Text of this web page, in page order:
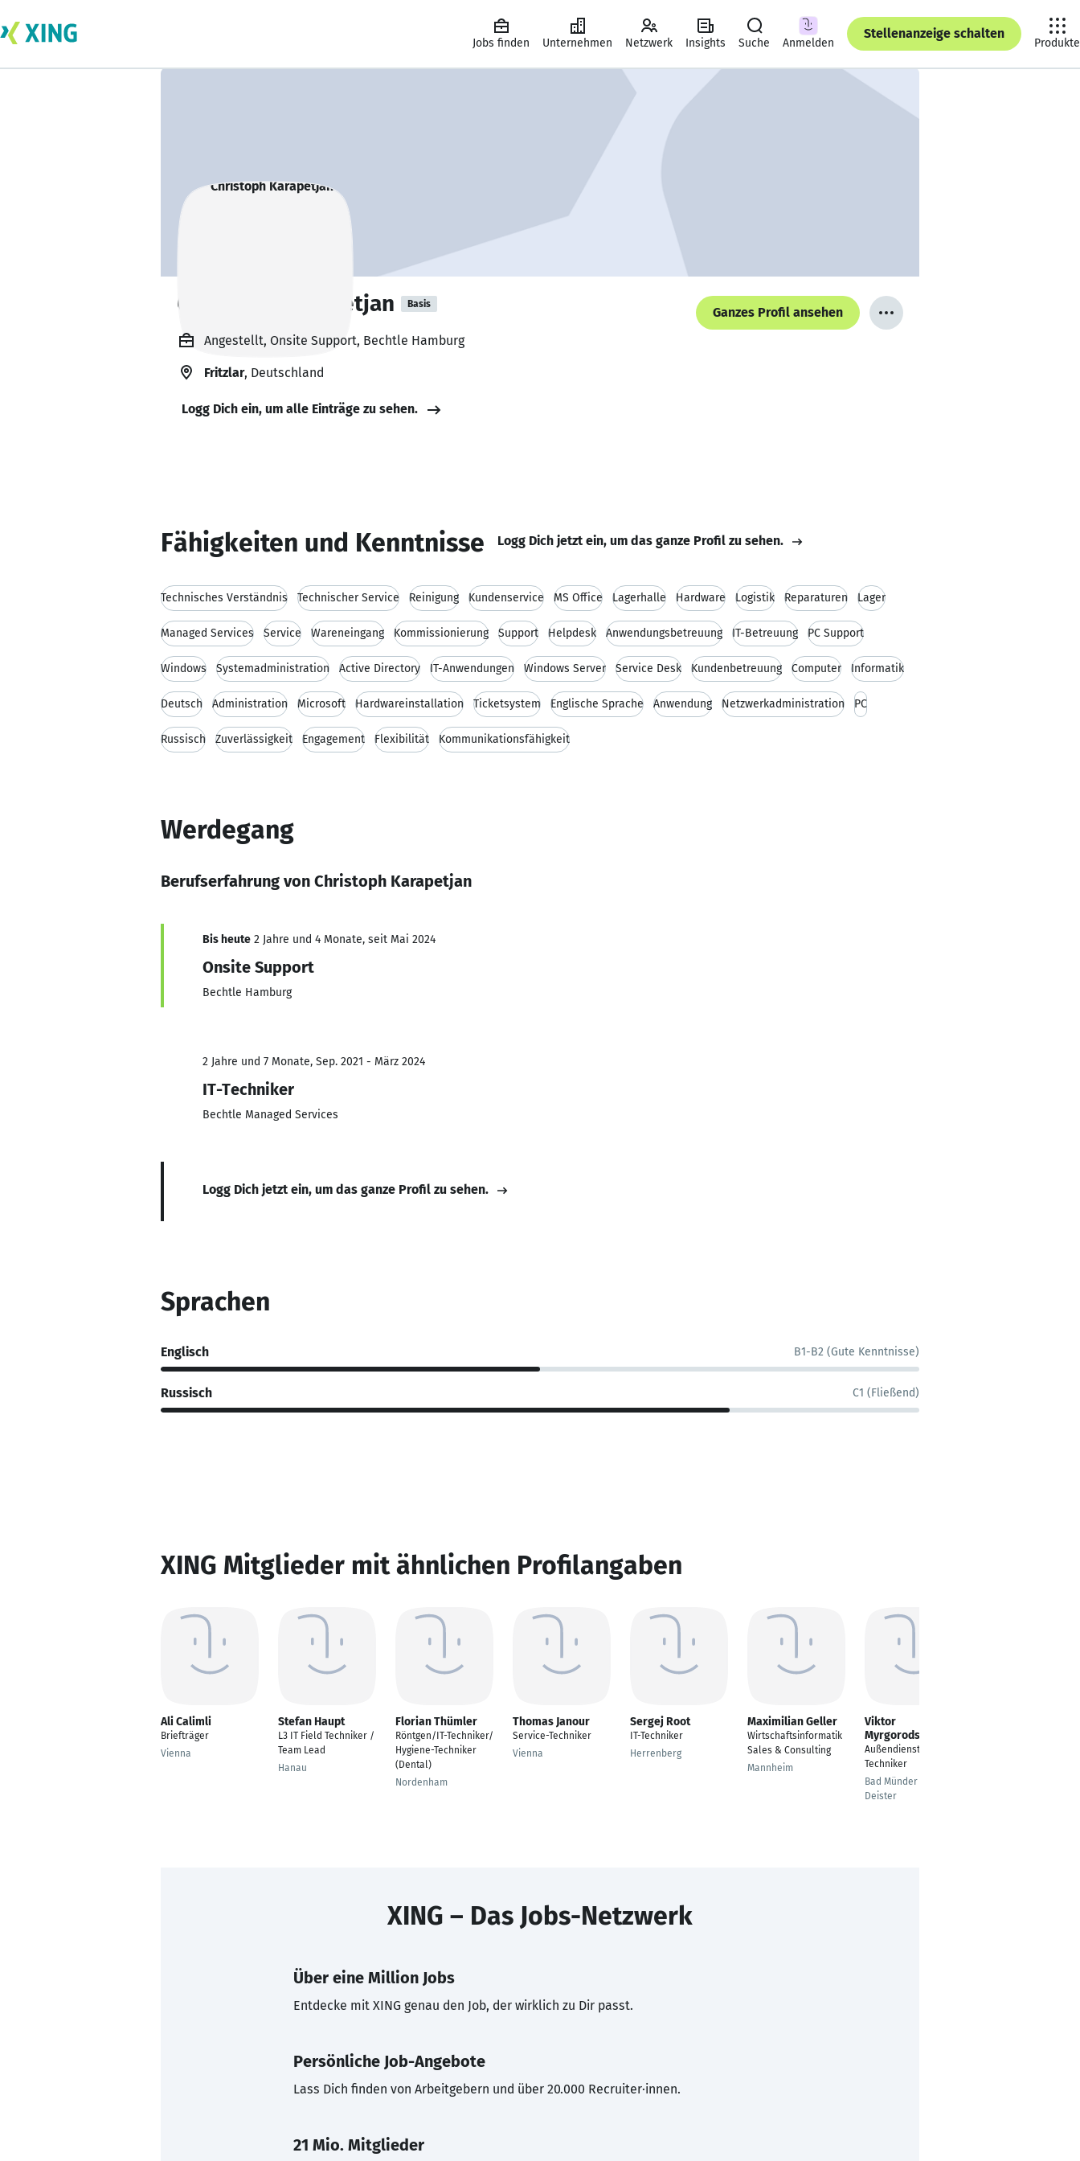
Jobs finden Unternehmen Netzwerk Insights Suche Anmelden
Stellenanzeige schalten
Produkte
Christoph Karapetjan Basis
Ganzes Profil ansehen
Angestellt, Onsite Support, Bechtle Hamburg
Fritzlar, Deutschland
Logg Dich ein, um alle Einträge zu sehen.
Fähigkeiten und Kenntnisse Logg Dich jetzt ein, um das ganze Profil zu sehen.
Technisches Verständnis Technischer Service Reinigung Kundenservice MS Office Lagerhalle Hardware Logistik Reparaturen Lager
Managed Services Service Wareneingang Kommissionierung Support Helpdesk Anwendungsbetreuung IT-Betreuung PC Support
Windows Systemadministration Active Directory IT-Anwendungen Windows Server Service Desk Kundenbetreuung Computer Informatik
Deutsch Administration Microsoft Hardwareinstallation Ticketsystem Englische Sprache Anwendung Netzwerkadministration PC
Russisch Zuverlässigkeit Engagement Flexibilität Kommunikationsfähigkeit
Werdegang
Berufserfahrung von Christoph Karapetjan
Bis heute 2 Jahre und 4 Monate, seit Mai 2024
Onsite Support
Bechtle Hamburg
2 Jahre und 7 Monate, Sep. 2021 - März 2024
IT-Techniker
Bechtle Managed Services
Logg Dich jetzt ein, um das ganze Profil zu sehen.
Sprachen
Englisch B1-B2 (Gute Kenntnisse)
Russisch C1 (Fließend)
XING Mitglieder mit ähnlichen Profilangaben
Ali Calimli
Briefträger
Vienna
Stefan Haupt
L3 IT Field Techniker /
Team Lead
Hanau
Florian Thümler
Röntgen/IT-Techniker/
Hygiene-Techniker
(Dental)
Nordenham
Thomas Janour
Service-Techniker
Vienna
Sergej Root
IT-Techniker
Herrenberg
Maximilian Geller
Wirtschaftsinformatik
Sales & Consulting
Mannheim
Viktor
Myrgorodskyy
Außendienst-
Techniker
Bad Münder am
Deister
XING – Das Jobs-Netzwerk
Über eine Million Jobs
Entdecke mit XING genau den Job, der wirklich zu Dir passt.
Persönliche Job-Angebote
Lass Dich finden von Arbeitgebern und über 20.000 Recruiter·innen.
21 Mio. Mitglieder